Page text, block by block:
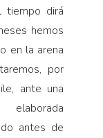
tiempo dirá
hemos
en la arena
por
ante una
antes de